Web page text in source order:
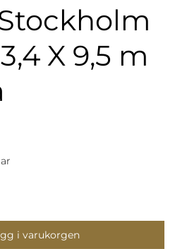
X 9,5 m
i varukorgen